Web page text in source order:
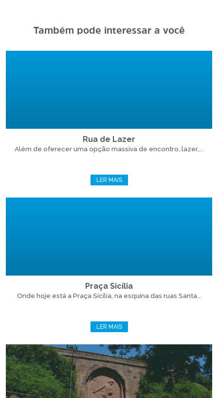
Também pode interessar a você
Rua de Lazer
Além de oferecer uma opção massiva de encontro, lazer,...
LER MAIS
Praça Sicília
Onde hoje está a Praça Sicília, na esquina das ruas Santa...
LER MAIS